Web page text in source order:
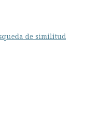
de similitud